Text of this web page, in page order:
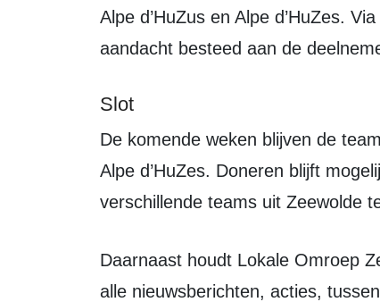
Alpe d’HuZus en Alpe d’HuZes.
aandacht besteed aan de
Slot
De komende weken blijven de teams zich inzetten om geld op te halen richting
Alpe d’HuZes. Doneren blijft
verschillende teams uit Zeewolde
Daarnaast houdt Lokale Omroep
alle nieuwsberichten, acties,